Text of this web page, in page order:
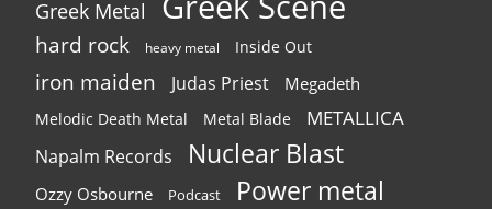
Greek Metal
hard rock heavy metal Inside Out
iron maiden Judas Priest Megadeth
Melodic Death Metal Metal Blade METALLICA
Napalm Records Nuclear Blast
Ozzy Osbourne Podcast Power metal